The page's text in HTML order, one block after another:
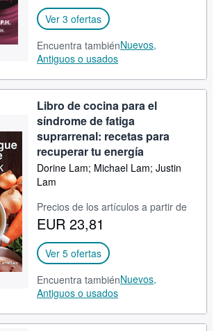
Ver 3 ofertas
Encuentra tambiénNuevos,
Antiguos o usados
Libro de cocina para el
síndrome de fatiga
suprarrenal: recetas para
recuperar tu energía
Dorine Lam; Michael Lam; Justin
Lam
Precios de los artículos a partir de
EUR 23,81
Ver 5 ofertas
Encuentra tambiénNuevos,
Antiguos o usados